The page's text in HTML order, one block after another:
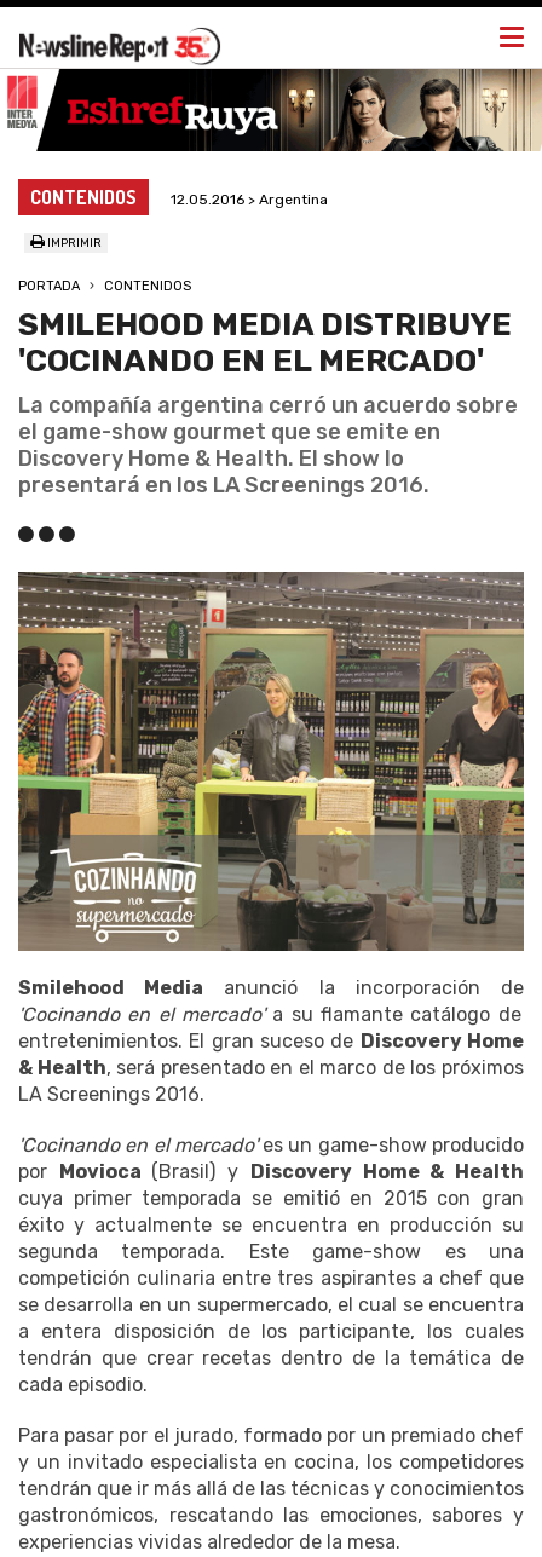
CONTENIDOS 12.05.2016 > Argentina
IMPRIMIR
PORTADA CONTENIDOS
SMILEHOOD MEDIA DISTRIBUYE
'COCINANDO EN EL MERCADO'
La compañía argentina cerró un acuerdo sobre
el game-show gourmet que se emite en
Discovery Home & Health. El show lo
presentará en los LA Screenings 2016.
Smilehood Media anunció la incorporación de
'Cocinando en el mercado'a su flamante catálogo de
entretenimientos. El gran suceso de Discovery Home
& Health, será presentado en el marco de los próximos
LA Screenings 2016.
'Cocinando en el mercado'es un game-show producido
por Movioca (Brasil) y Discovery Home & Health
cuya primer temporada se emitió en 2015 con gran
éxito y actualmente se encuentra en producción su
segunda temporada. Este game-show es una
competición culinaria entre tres aspirantes a chef que
se desarrolla en un supermercado, el cual se encuentra
a entera disposición de los participante, los cuales
tendrán que crear recetas dentro de la temática de
cada episodio.
Para pasar por el jurado, formado por un premiado chef
y un invitado especialista en cocina, los competidores
tendrán que ir más allá de las técnicas y conocimientos
gastronómicos, rescatando las emociones, sabores y
experiencias vividas alrededor de la mesa.